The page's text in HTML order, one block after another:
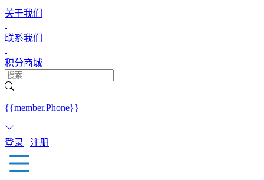
关于我们
联系我们
积分商城
{{member.Phone}}
登录 | 注册